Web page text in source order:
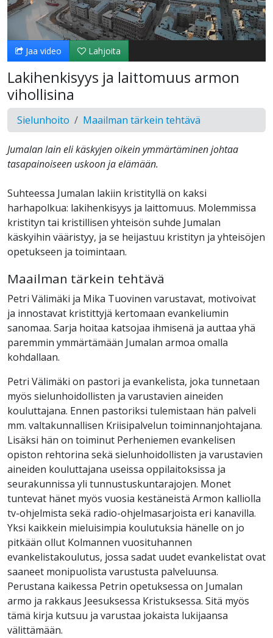
Video
Jaa video Lahjoita
Lakihenkisyys ja laittomuus armon
vihollisina
Sielunhoito Maailman tärkein tehtävä
Jumalan lain eli käskyjen oikein ymmärtäminen johtaa
tasapainoiseen uskoon ja elämään.
Suhteessa Jumalan lakiin kristityllä on kaksi
harhapolkua: lakihenkisyys ja laittomuus. Molemmissa
kristityn tai kristillisen yhteisön suhde Jumalan
käskyihin vääristyy, ja se heijastuu kristityn ja yhteisöjen
opetukseen ja toimintaan.
Maailman tärkein tehtävä
Petri Välimäki ja Mika Tuovinen varustavat, motivoivat
ja innostavat kristittyjä kertomaan evankeliumin
sanomaa. Sarja hoitaa katsojaa ihmisenä ja auttaa yhä
paremmin ymmärtämään Jumalan armoa omalla
kohdallaan.
Petri Välimäki on pastori ja evankelista, joka tunnetaan
myös sielunhoidollisten ja varustavien aineiden
kouluttajana. Ennen pastoriksi tulemistaan hän palveli
mm. valtakunnallisen Kriisipalvelun toiminnanjohtajana.
Lisäksi hän on toiminut Perheniemen evankelisen
opiston rehtorina sekä sielunhoidollisten ja varustavien
aineiden kouluttajana useissa oppilaitoksissa ja
seurakunnissa yli tunnustuskuntarajojen. Monet
tuntevat hänet myös vuosia kestäneistä Armon kalliolla
tv-ohjelmista sekä radio-ohjelmasarjoista eri kanavilla.
Yksi kaikkein mieluisimpia koulutuksia hänelle on jo
pitkään ollut Kolmannen vuosituhannen
evankelistakoulutus, jossa sadat uudet evankelistat ovat
saaneet monipuolista varustusta palveluunsa.
Perustana kaikessa Petrin opetuksessa on Jumalan
armo ja rakkaus Jeesuksessa Kristuksessa. Sitä myös
tämä kirja kutsuu ja varustaa jokaista lukijaansa
välittämään.